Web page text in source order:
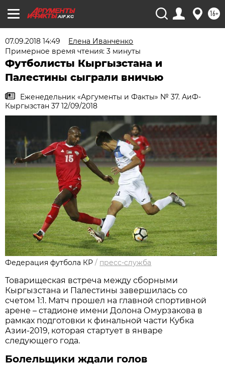
AIF.KG 16+
07.09.2018 14:49
Елена Иванченко
Примерное время чтения: 3 минуты
Футболисты Кыргызстана и
Палестины сыграли вничью
Еженедельник «Аргументы и Факты» № 37. АиФ-
Кыргызстан 37 12/09/2018
Федерация футбола КР / пресс-служба
Товарищеская встреча между сборными
Кыргызстана и Палестины завершилась со
счетом 1:1. Матч прошел на главной спортивной
арене – стадионе имени Долона Омурзакова в
рамках подготовки к финальной части Кубка
Азии-2019, которая стартует в январе
следующего года.
Болельщики ждали голов